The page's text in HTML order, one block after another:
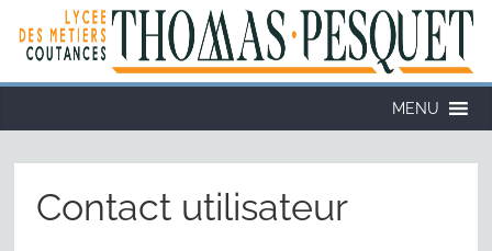
MENU
Contact utilisateur
Cookies management panel